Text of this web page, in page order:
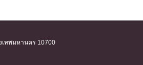
เทพมหานคร 10700